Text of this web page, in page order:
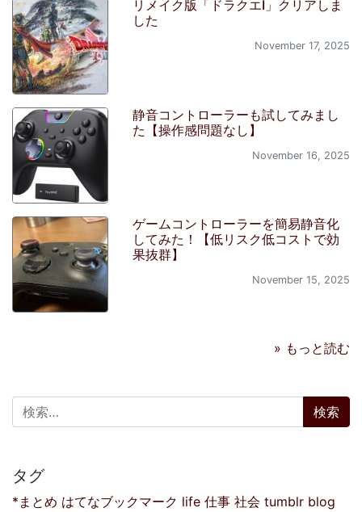
リメイク版「ドラクエI」クリアしま
した
November 17, 2025
静音コントローラーも試してみまし
た【操作感問題なし】
November 16, 2025
ゲームコントローラーを簡易静音化
してみた！【低リスク低コストで効
果抜群】
November 15, 2025
» もっと読む
検索:
タグ
*まとめ はてなブックマーク life 仕事 社会 tumblr blog